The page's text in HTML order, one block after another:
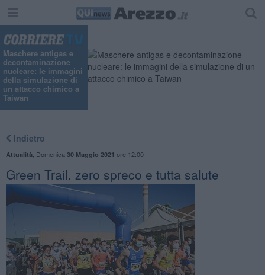
Maschere antigas e
decontaminazione
nucleare: le immagini
della simulazione di
un attacco chimico a
Taiwan
Indietro
Attualità Domenica 30 Maggio 2021 ore 12:00
Green Trail, zero spreco e tutta salute